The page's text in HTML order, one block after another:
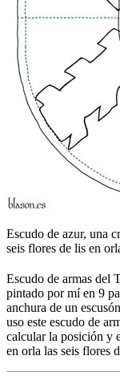
Escudo de azur, una
seis flores de lis en
Escudo de armas del
pintado por mí en 9
anchura de un
uso este escudo de
calcular la posición y
en orla las seis flores